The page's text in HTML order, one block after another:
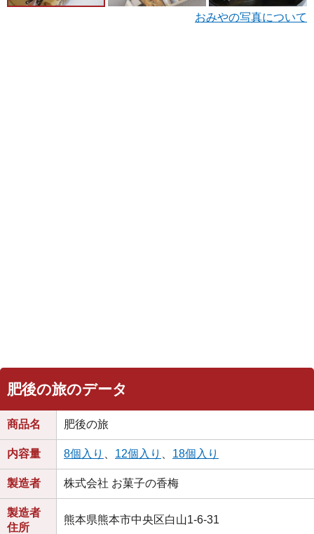
おみやの写真について
肥後の旅のデータ
商品名 肥後の旅
内容量 8個入り 12個入り 18個入り
製造者 株式会社 お菓子の香梅
製造者
住所
熊本県熊本市中央区白山1-6-31